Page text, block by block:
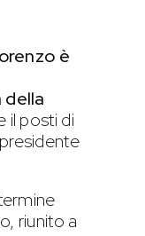
è
della
il posti di
riunito a